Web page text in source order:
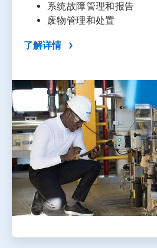
系统故障管理和报告
废物管理和处置
了解详情